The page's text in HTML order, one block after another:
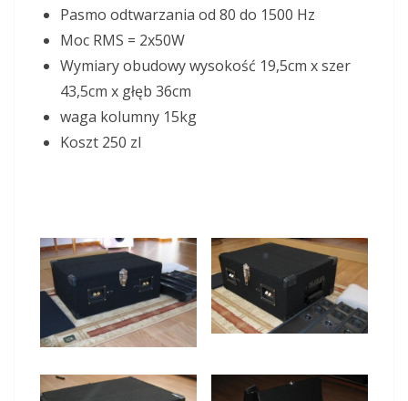
Pasmo odtwarzania od 80 do 1500 Hz
Moc RMS = 2x50W
Wymiary obudowy wysokość 19,5cm x szer
43,5cm x głęb 36cm
waga kolumny 15kg
Koszt 250 zl